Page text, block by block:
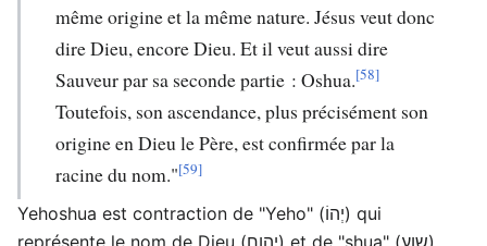
même origine et la même nature. Jésus veut donc
dire Dieu, encore Dieu. Et il veut aussi dire
Sauveur par sa seconde partie : Oshua.[58]
Toutefois, son ascendance, plus précisément son
origine en Dieu le Père, est confirmée par la
racine du nom."[59]
Yehoshua est contraction de "Yeho" (יְהוֹ) qui